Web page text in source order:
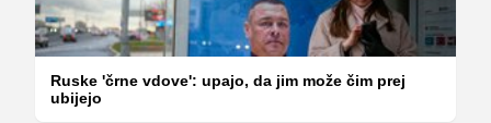
Ruske 'črne vdove': upajo, da jim može čim prej
ubijejo